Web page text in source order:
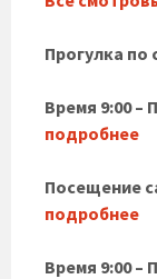
Прогулка по
Время 9:00 –
подробнее
Посещение
подробнее
Время 9:00 –